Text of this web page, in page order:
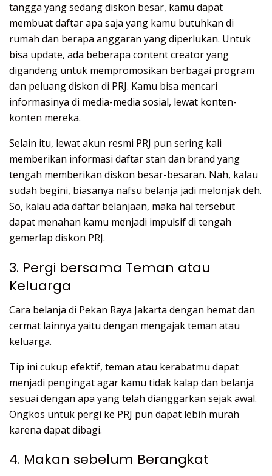
tangga yang sedang diskon besar, kamu dapat
membuat daftar apa saja yang kamu butuhkan di
rumah dan berapa anggaran yang diperlukan. Untuk
bisa update, ada beberapa content creator yang
digandeng untuk mempromosikan berbagai program
dan peluang diskon di PRJ. Kamu bisa mencari
informasinya di media-media sosial, lewat konten-
konten mereka.
Selain itu, lewat akun resmi PRJ pun sering kali
memberikan informasi daftar stan dan brand yang
tengah memberikan diskon besar-besaran. Nah, kalau
sudah begini, biasanya nafsu belanja jadi melonjak deh.
So, kalau ada daftar belanjaan, maka hal tersebut
dapat menahan kamu menjadi impulsif di tengah
gemerlap diskon PRJ.
3. Pergi bersama Teman atau
Keluarga
Cara belanja di Pekan Raya Jakarta dengan hemat dan
cermat lainnya yaitu dengan mengajak teman atau
keluarga.
Tip ini cukup efektif, teman atau kerabatmu dapat
menjadi pengingat agar kamu tidak kalap dan belanja
sesuai dengan apa yang telah dianggarkan sejak awal.
Ongkos untuk pergi ke PRJ pun dapat lebih murah
karena dapat dibagi.
4. Makan sebelum Berangkat